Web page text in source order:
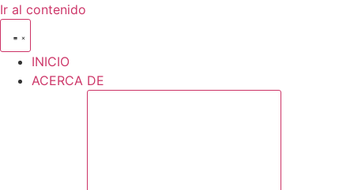
Ir al contenido
INICIO
ACERCA DE